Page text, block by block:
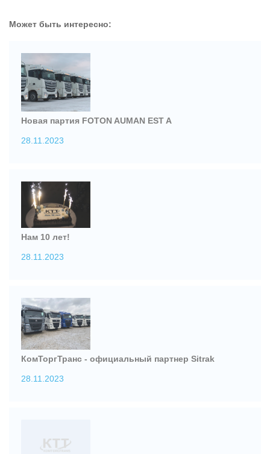
Может быть интересно:
Новая партия FOTON AUMAN EST A
28.11.2023
Нам 10 лет!
28.11.2023
КомТоргТранс - официальный партнер Sitrak
28.11.2023